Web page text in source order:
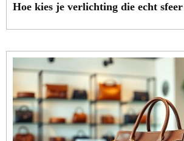
Hoe kies je verlichting die echt